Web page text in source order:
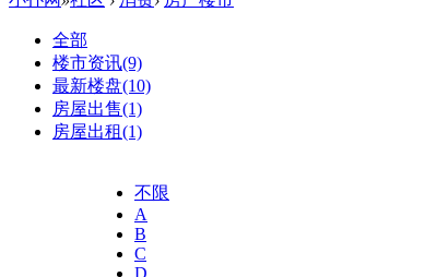
全部
楼市资讯(9)
最新楼盘(10)
房屋出售(1)
房屋出租(1)
不限
A
B
C
D